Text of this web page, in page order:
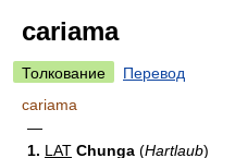
cariama
Толкование
Перевод
cariama
—
1. LAT Chunga (Hartlaub)